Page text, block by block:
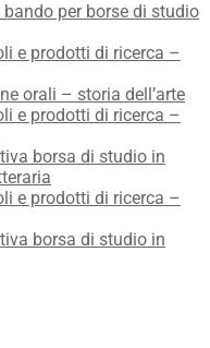
per borse di studio
e prodotti di ricerca –
orali – storia dell’arte
e prodotti di ricerca –
borsa di studio in
e prodotti di ricerca –
borsa di studio in